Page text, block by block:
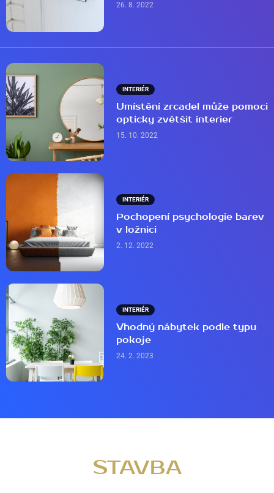
26. 8. 2022
INTERIÉR
Umístění zrcadel může pomoci
opticky zvětšit interier
15. 10. 2022
INTERIÉR
Pochopení psychologie barev
v ložnici
2. 12. 2022
INTERIÉR
Vhodný nábytek podle typu
pokoje
24. 2. 2023
STAVBA